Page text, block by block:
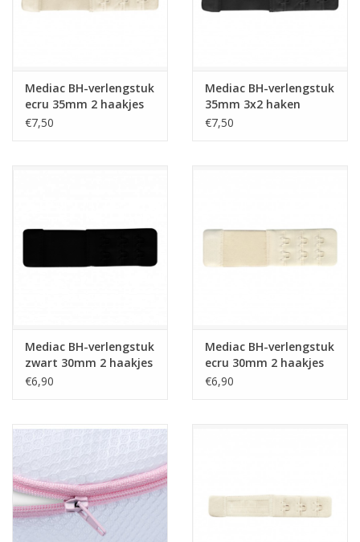
Mediac BH-verlengstuk
ecru 35mm 2 haakjes
€7,50
Mediac BH-verlengstuk
35mm 3x2 haken
zwart
€7,50
Mediac BH-verlengstuk
zwart 30mm 2 haakjes
€6,90
Mediac BH-verlengstuk
ecru 30mm 2 haakjes
€6,90